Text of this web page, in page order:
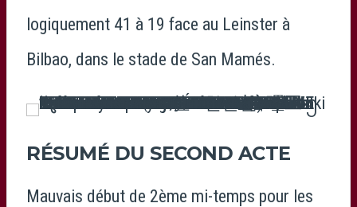
logiquement 41 à 19 face au Leinster à
Bilbao, dans le stade de San Mamés.
RÉSUMÉ DU SECOND ACTE
Mauvais début de 2ème mi-temps pour les